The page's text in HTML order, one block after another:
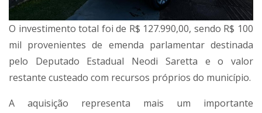
O investimento total foi de R$ 127.990,00, sendo R$ 100
mil provenientes de emenda parlamentar destinada
pelo Deputado Estadual Neodi Saretta e o valor
restante custeado com recursos próprios do município.
A aquisição representa mais um importante